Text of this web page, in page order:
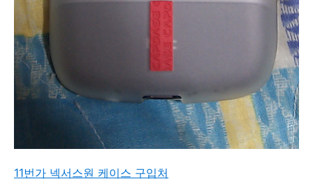
11번가 넥서스원 케이스 구입처